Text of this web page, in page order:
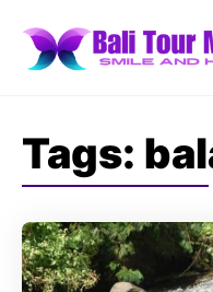
content
Tags: